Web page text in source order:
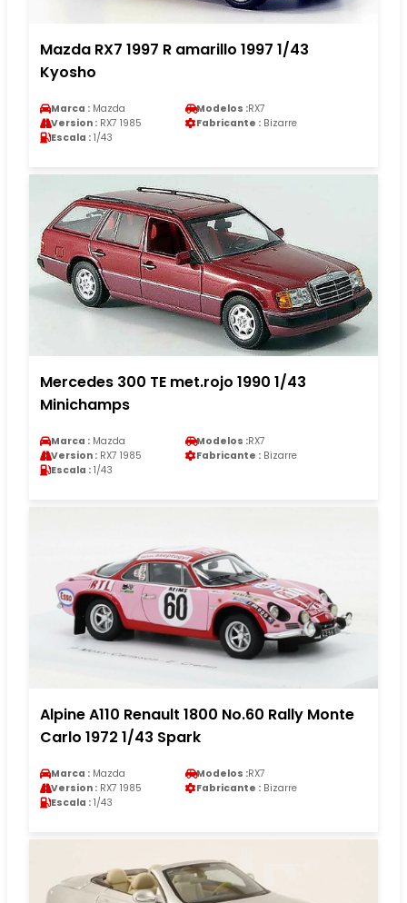
Mazda RX7 1997 R amarillo 1997 1/43
Kyosho
Marca : Mazda Modelos :RX7
Version : RX7 1985 Fabricante : Bizarre
Escala : 1/43
Mercedes 300 TE met.rojo 1990 1/43
Minichamps
Marca : Mazda Modelos :RX7
Version : RX7 1985 Fabricante : Bizarre
Escala : 1/43
Alpine A110 Renault 1800 No.60 Rally Monte
Carlo 1972 1/43 Spark
Marca : Mazda Modelos :RX7
Version : RX7 1985 Fabricante : Bizarre
Escala : 1/43